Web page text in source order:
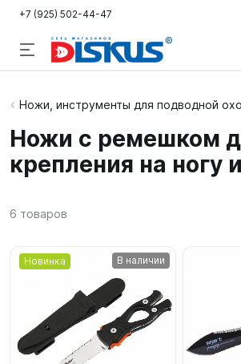
+7 (925) 502-44-47
Подводная
Дайвинг
Пляж
Фридайвинг
Детям
Бассейн
Ножи, инструменты для подводной
Ножи с ремешком
крепления на ногу
6 товаров
Новинка В наличии